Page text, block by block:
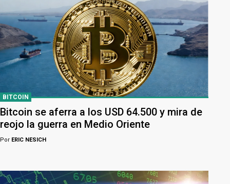
BITCOIN
Bitcoin se aferra a los USD 64.500 y mira de
reojo la guerra en Medio Oriente
Por ERIC NESICH